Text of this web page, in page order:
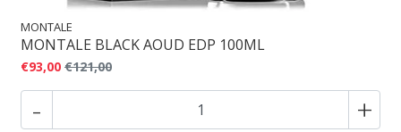
MONTALE
MONTALE BLACK AOUD EDP 100ML
€93,00 €121,00
- +